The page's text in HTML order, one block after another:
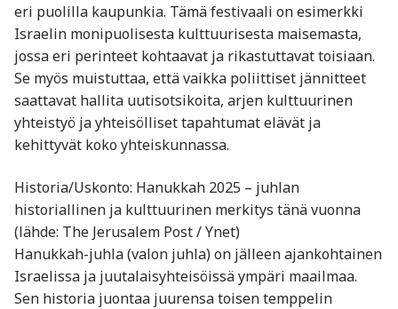
eri puolilla kaupunkia. Tämä festivaali on esimerkki
Israelin monipuolisesta kulttuurisesta maisemasta,
jossa eri perinteet kohtaavat ja rikastuttavat toisiaan.
Se myös muistuttaa, että vaikka poliittiset jännitteet
saattavat hallita uutisotsikoita, arjen kulttuurinen
yhteistyö ja yhteisölliset tapahtumat elävät ja
kehittyvät koko yhteiskunnassa.
Historia/Uskonto: Hanukkah 2025 – juhlan
historiallinen ja kulttuurinen merkitys tänä vuonna
(lähde: The Jerusalem Post / Ynet)
Hanukkah-juhla (valon juhla) on jälleen ajankohtainen
Israelissa ja juutalaisyhteisöissä ympäri maailmaa.
Sen historia juontaa juurensa toisen temppelin